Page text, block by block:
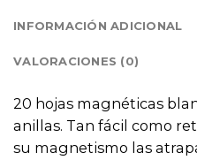
INFORMACIÓN ADICIONAL
VALORACIONES (0)
20 hojas magnéticas
anillas. Tan fácil como
su magnetismo las